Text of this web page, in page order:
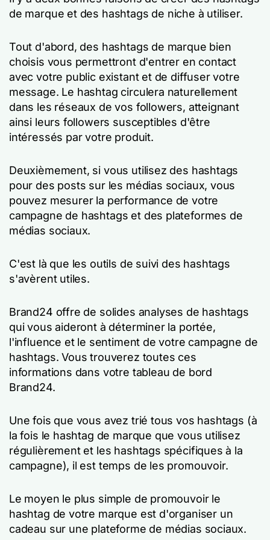
de marque et des hashtags de niche à utiliser.
Tout d'abord, des hashtags de marque bien
choisis vous permettront d'entrer en contact
avec votre public existant et de diffuser votre
message. Le hashtag circulera naturellement
dans les réseaux de vos followers, atteignant
ainsi leurs followers susceptibles d'être
intéressés par votre produit.
Deuxièmement, si vous utilisez des hashtags
pour des posts sur les médias sociaux, vous
pouvez mesurer la performance de votre
campagne de hashtags et des plateformes de
médias sociaux.
C'est là que les outils de suivi des hashtags
s'avèrent utiles.
Brand24 offre de solides analyses de hashtags
qui vous aideront à déterminer la portée,
l'influence et le sentiment de votre campagne de
hashtags. Vous trouverez toutes ces
informations dans votre tableau de bord
Brand24.
Une fois que vous avez trié tous vos hashtags (à
la fois le hashtag de marque que vous utilisez
régulièrement et les hashtags spécifiques à la
campagne), il est temps de les promouvoir.
Le moyen le plus simple de promouvoir le
hashtag de votre marque est d'organiser un
cadeau sur une plateforme de médias sociaux.